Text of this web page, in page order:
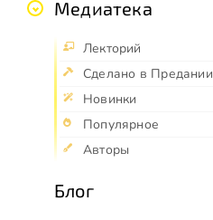
Медиатека
Лекторий
Сделано в Предании
Новинки
Популярное
Авторы
Блог